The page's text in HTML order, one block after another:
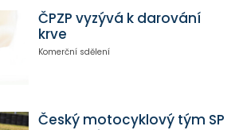
ČPZP vyzývá k darování
krve
Komerční sdělení
Český motocyklový tým SP